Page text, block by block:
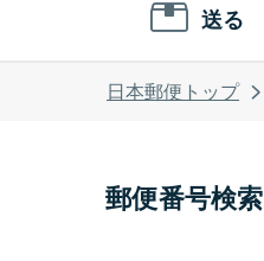
送る
日本郵便トップ
郵便番号検索